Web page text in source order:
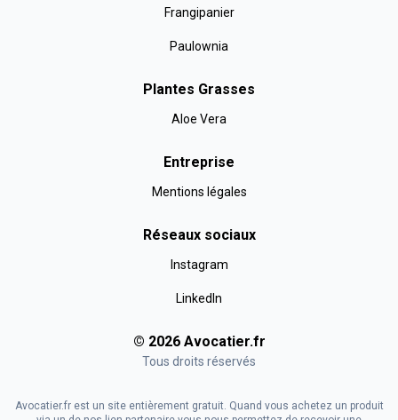
Frangipanier
Paulownia
Plantes Grasses
Aloe Vera
Entreprise
Mentions légales
Réseaux sociaux
Instagram
LinkedIn
© 2026 Avocatier.fr
Tous droits réservés
Avocatier.fr est un site entièrement gratuit. Quand vous achetez un produit